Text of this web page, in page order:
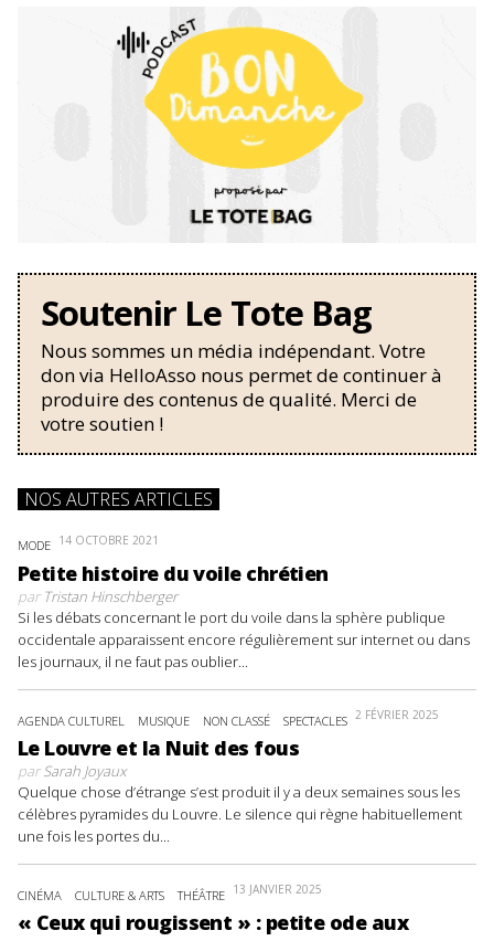
Soutenir Le Tote Bag
Nous sommes un média indépendant. Votre
don via HelloAsso nous permet de continuer à
produire des contenus de qualité. Merci de
votre soutien !
NOS AUTRES ARTICLES
MODE 14 OCTOBRE 2021
Petite histoire du voile chrétien
parTristan Hinschberger
Si les débats concernant le port du voile dans la sphère publique
occidentale apparaissent encore régulièrement sur internet ou dans
les journaux, il ne faut pas oublier...
AGENDA CULTUREL MUSIQUE NON CLASSÉ SPECTACLES 2 FÉVRIER 2025
Le Louvre et la Nuit des fous
parSarah Joyaux
Quelque chose d’étrange s’est produit il y a deux semaines sous les
célèbres pyramides du Louvre. Le silence qui règne habituellement
une fois les portes du...
CINÉMA CULTURE & ARTS THÉÂTRE 13 JANVIER 2025
« Ceux qui rougissent » : petite ode aux